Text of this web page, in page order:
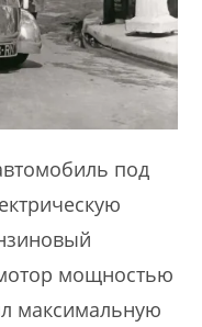
под
мощностью
максимальную